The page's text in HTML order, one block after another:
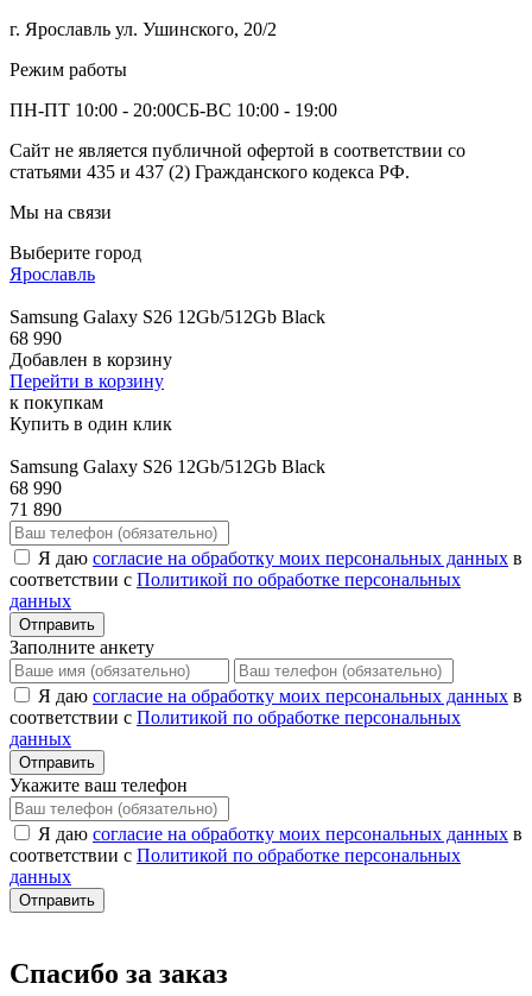
г. Ярославль ул. Ушинского, 20/2
Режим работы
ПН-ПТ 10:00 - 20:00СБ-ВС 10:00 - 19:00
Сайт не является публичной офертой в соответствии со
статьями 435 и 437 (2) Гражданского кодекса РФ.
Мы на связи
Выберите город
Ярославль
Samsung Galaxy S26 12Gb/512Gb Black
68 990
Добавлен в корзину
Перейти в корзину
к покупкам
Купить в один клик
Samsung Galaxy S26 12Gb/512Gb Black
68 990
71 890
Я даю согласие на обработку моих персональных данных в
соответствии с Политикой по обработке персональных
данных
Отправить
Заполните анкету
Я даю согласие на обработку моих персональных данных в
соответствии с Политикой по обработке персональных
данных
Отправить
Укажите ваш телефон
Я даю согласие на обработку моих персональных данных в
соответствии с Политикой по обработке персональных
данных
Отправить
Спасибо за заказ